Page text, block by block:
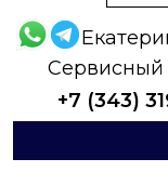
Сервисный
+7 (343)